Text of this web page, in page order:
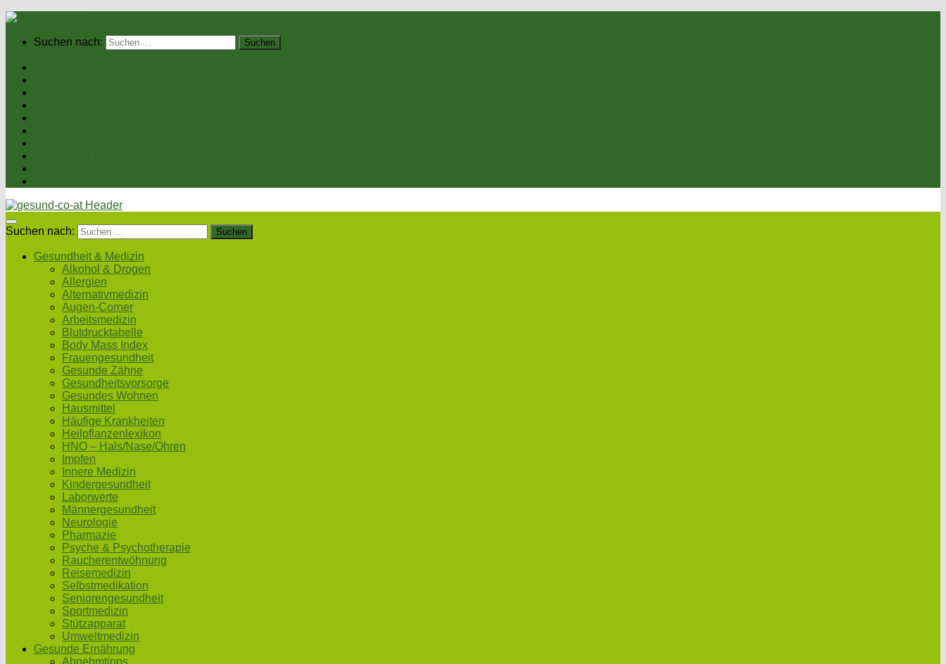
Suchen nach:
Suchen nach:
Gesundheit & Medizin
Alkohol & Drogen
Allergien
Alternativmedizin
Augen-Corner
Arbeitsmedizin
Blutdrucktabelle
Body Mass Index
Frauengesundheit
Gesunde Zähne
Gesundheitsvorsorge
Gesundes Wohnen
Hausmittel
Häufige Krankheiten
Heilpflanzenlexikon
HNO – Hals/Nase/Ohren
Impfen
Innere Medizin
Kindergesundheit
Laborwerte
Männergesundheit
Neurologie
Pharmazie
Psyche & Psychotherapie
Raucherentwöhnung
Reisemedizin
Selbstmedikation
Seniorengesundheit
Sportmedizin
Stützapparat
Umweltmedizin
Gesunde Ernährung
Abnehmtipps